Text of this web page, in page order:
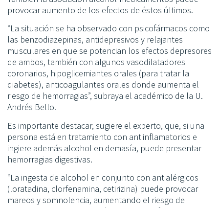
provocar aumento de los efectos de éstos últimos.
“La situación se ha observado con psicofármacos como
las benzodiazepinas, antidepresivos y relajantes
musculares en que se potencian los efectos depresores
de ambos, también con algunos vasodilatadores
coronarios, hipoglicemiantes orales (para tratar la
diabetes), anticoagulantes orales donde aumenta el
riesgo de hemorragias”, subraya el académico de la U.
Andrés Bello.
Es importante destacar, sugiere el experto, que, si una
persona está en tratamiento con antiinflamatorios e
ingiere además alcohol en demasía, puede presentar
hemorragias digestivas.
“La ingesta de alcohol en conjunto con antialérgicos
(loratadina, clorfenamina, cetirizina) puede provocar
mareos y somnolencia, aumentando el riesgo de